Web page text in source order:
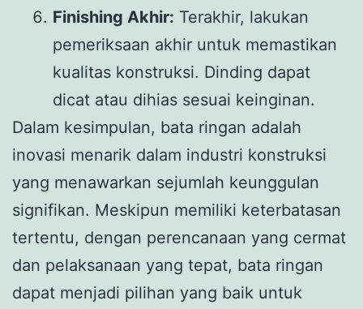
Finishing Akhir: Terakhir, lakukan
pemeriksaan akhir untuk memastikan
kualitas konstruksi. Dinding dapat
dicat atau dihias sesuai keinginan.
Dalam kesimpulan, bata ringan adalah
inovasi menarik dalam industri konstruksi
yang menawarkan sejumlah keunggulan
signifikan. Meskipun memiliki keterbatasan
tertentu, dengan perencanaan yang cermat
dan pelaksanaan yang tepat, bata ringan
dapat menjadi pilihan yang baik untuk